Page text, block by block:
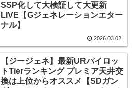
SSP化して大検証して大更新
LIVE【Gジェネレーションエター
ナル】
2026.03.02
【ジージェネ】最新URパイロッ
トTierランキング プレミア天井交
換は上位からオススメ【SDガン